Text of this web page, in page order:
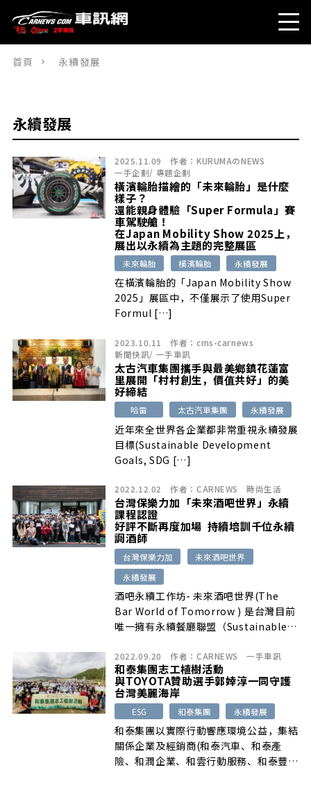
首頁 永續發展
永續發展
2025.11.09 作者： KURUMAのNEWS
一手企劃/ 專題企劃
橫濱輪胎描繪的「未來輪胎」是什麼
樣子？
還能親身體驗「Super Formula」賽
車駕駛艙！
在Japan Mobility Show 2025上，
展出以永續為主題的完整展區
未來輪胎 橫濱輪胎 永續發展
在橫濱輪胎的「Japan Mobility Show
2025」展區中，不僅展示了使用Super
Formul […]
2023.10.11 作者： cms-carnews
新聞快訊/ 一手車訊
太古汽車集團攜手與最美鄉鎮花蓮富
里展開「村村創生，價值共好」的美
好締結
哈雷 太古汽車集團 永續發展
近年來全世界各企業都非常重視永續發展
目標(Sustainable Development
Goals, SDG […]
2022.12.02 作者： CARNEWS 時尚生活
台灣保樂力加「未來酒吧世界」永續
課程認證
好評不斷再度加場 持續培訓千位永續
調酒師
台灣保樂力加
未來酒吧世界
永續發展
酒吧永續工作坊- 未來酒吧世界(The
Bar World of Tomorrow ) 是台灣目前
唯一擁有永續餐廳聯盟（Sustainable
酒吧永續議題的創新平台Trash Tiki，
以及保樂力加集團三方聯名授權並頒發官
方認證證書的吧檯專屬課程。
2022.09.20 作者： CARNEWS 一手車訊
和泰集團志工植樹活動
與TOYOTA贊助選手郭婞淳一同守護
台灣美麗海岸
ESG 和泰集團 永續發展
和泰集團以實際行動響應環境公益，集結
關係企業及經銷商(和泰汽車、和泰產
險、和潤企業、和雲行動服務、和泰豐田